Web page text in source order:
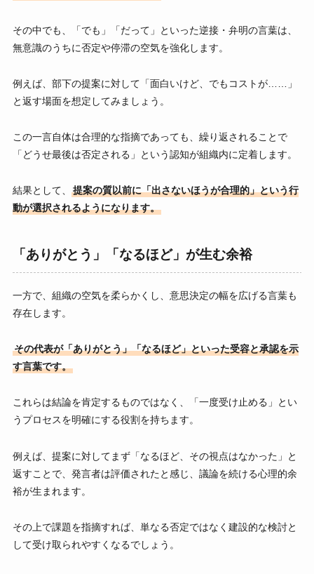
その中でも、「でも」「だって」といった逆接・弁明の言葉は、
無意識のうちに否定や停滞の空気を強化します。
例えば、部下の提案に対して「面白いけど、でもコストが……」
と返す場面を想定してみましょう。
この一言自体は合理的な指摘であっても、繰り返されることで
「どうせ最後は否定される」という認知が組織内に定着します。
結果として、
提案の質以前に「出さないほうが合理的」という行
動が選択されるようになります。
「ありがとう」「なるほど」が生む余裕
一方で、組織の空気を柔らかくし、意思決定の幅を広げる言葉も
存在します。
その代表が「ありがとう」「なるほど」といった受容と承認を示
す言葉です。
これらは結論を肯定するものではなく、「一度受け止める」とい
うプロセスを明確にする役割を持ちます。
例えば、提案に対してまず「なるほど、その視点はなかった」と
返すことで、発言者は評価されたと感じ、議論を続ける心理的余
裕が生まれます。
その上で課題を指摘すれば、単なる否定ではなく建設的な検討と
して受け取られやすくなるでしょう。